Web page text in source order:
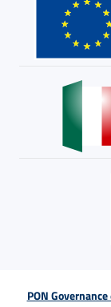
PON